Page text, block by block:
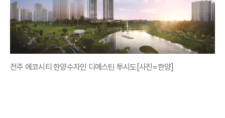
전주 에코시티 한양수자인 디에스틴 투시도[사진=한양]